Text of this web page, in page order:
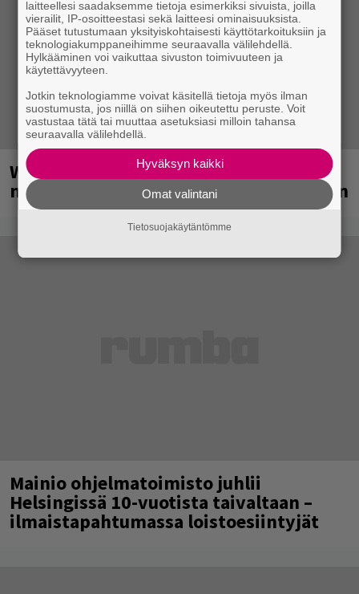
Weezer palaa Suomeen yli
neljännesvuosisadan odotuksen jälkeen
Mainio ohjelmatoimisto juhlii
Helsingissä 10-vuotista taivaltaan –
ilmaistapahtumassa loistoesiintyjät
laitteellesi saadaksemme tietoja esimerkiksi sivuista, joilla
vierailit, IP-osoitteestasi sekä laitteesi ominaisuuksista.
Pääset tutustumaan yksityiskohtaisesti käyttötarkoituksiin ja
teknologiakumppaneihimme seuraavalla välilehdellä.
Hylkääminen voi vaikuttaa sivuston toimivuuteen ja
käytettävyyteen.
Jotkin teknologiamme voivat käsitellä tietoja myös ilman
suostumusta, jos niillä on siihen oikeutettu peruste. Voit
vastustaa tätä tai muuttaa asetuksiasi milloin tahansa
seuraavalla välilehdellä.
Hyväksyn kaikki
Omat valintani
Tietosuojakäytäntömme